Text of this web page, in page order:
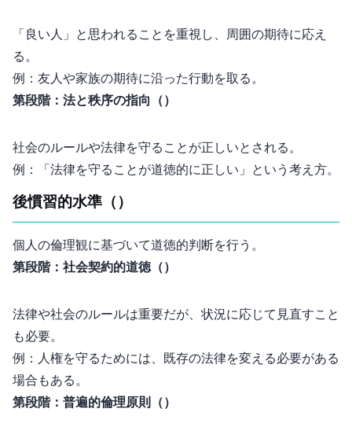
「良い人」と思われることを重視し、周囲の期待に応え
る。
例：友人や家族の期待に沿った行動を取る。
第4段階：法と秩序の指向（Maintaining Social Order）
社会のルールや法律を守ることが正しいとされる。
例：「法律を守ることが道徳的に正しい」という考え方。
後慣習的水準（Post-Conventional Level）
個人の倫理観に基づいて道徳的判断を行う。
第5段階：社会契約的道徳（Social Contract and Individual Rights）
法律や社会のルールは重要だが、状況に応じて見直すこと
も必要。
例：人権を守るためには、既存の法律を変える必要がある
場合もある。
第6段階：普遍的倫理原則（Universal Ethical Principles）